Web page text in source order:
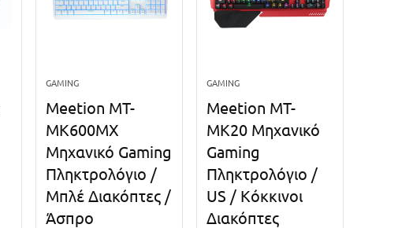
GAMING
Meetion MT-
MK600MX
Μηχανικό Gaming
Πληκτρολόγιο /
Μπλέ Διακόπτες /
Άσπρο
GAMING
Meetion MT-
MK20 Μηχανικό
Gaming
Πληκτρολόγιο /
US / Κόκκινοι
Διακόπτες